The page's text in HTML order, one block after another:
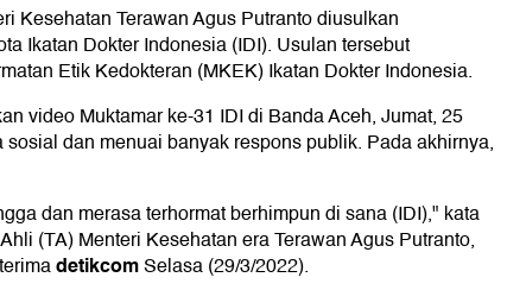
Kesehatan Terawan Agus Putranto diusulkan
Ikatan Dokter Indonesia (IDI). Usulan tersebut
Etik Kedokteran (MKEK) Ikatan Dokter Indonesia.
video Muktamar ke-31 IDI di Banda Aceh, Jumat, 25
dan menuai banyak respons publik. Pada akhirnya,
dan merasa terhormat berhimpun di sana (IDI)," kata
(TA) Menteri Kesehatan era Terawan Agus Putranto,
detikcomSelasa (29/3/2022).